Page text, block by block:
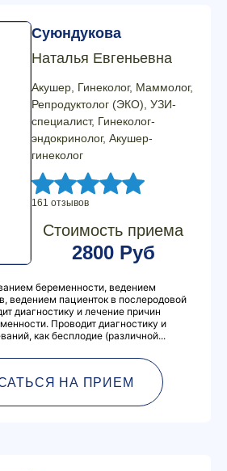
Суюндукова
Наталья Евгеньевна
Акушер, Гинеколог, Маммолог,
Репродуктолог (ЭКО), УЗИ-
специалист, Гинеколог-
эндокринолог, Акушер-
гинеколог
161 отзывов
Стоимость приема
2800 Руб
беременности, ведением
ведением пациенток в послеродовой
диагностику и лечение причин
Проводит диагностику и
как бесплодие (различной...
НА ПРИЕМ